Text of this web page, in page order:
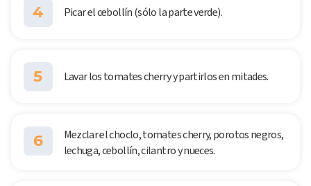
4 Picar el cebollín (sólo la parte verde).
5 Lavar los tomates cherry y partirlos en mitades.
6
Mezclar el choclo, tomates cherry, porotos negros,
lechuga, cebollín, cilantro y nueces.